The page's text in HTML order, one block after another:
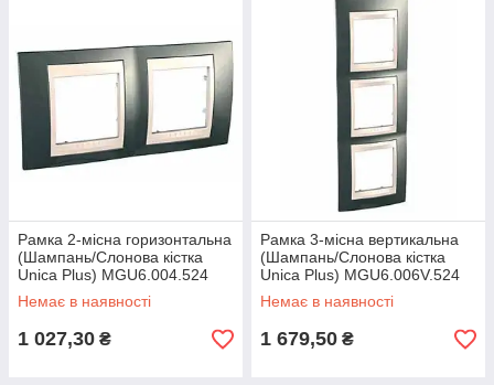
Рамка 2-місна горизонтальна
(Шампань/Слонова кістка
Unica Plus) MGU6.004.524
Немає в наявності
1 027,30 ₴
Рамка 3-місна вертикальна
(Шампань/Слонова кістка
Unica Plus) MGU6.006V.524
Немає в наявності
1 679,50 ₴